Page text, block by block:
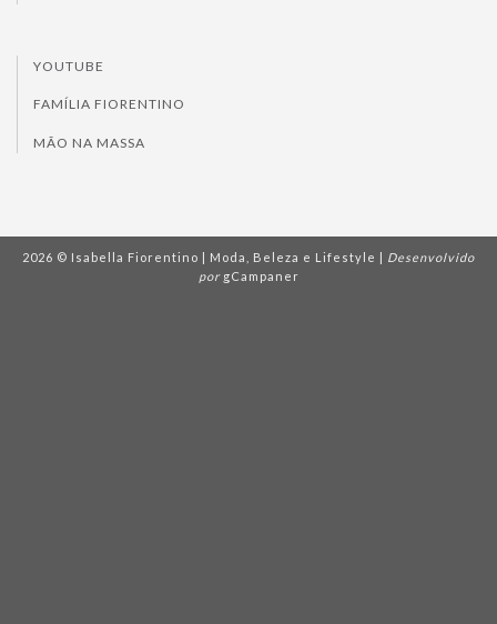
YOUTUBE
FAMÍLIA FIORENTINO
MÃO NA MASSA
2026 © Isabella Fiorentino | Moda, Beleza e Lifestyle | Desenvolvido
por gCampaner